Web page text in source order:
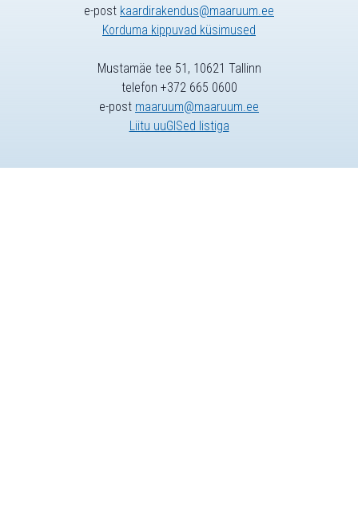
e-post kaardirakendus@maaruum.ee
Korduma kippuvad küsimused
Mustamäe tee 51, 10621 Tallinn
telefon +372 665 0600
e-post maaruum@maaruum.ee
Liitu uuGISed listiga